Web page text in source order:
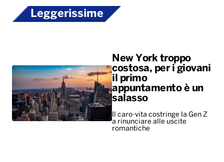
Leggerissime
New York troppo
costosa, per i giovani
il primo
appuntamento è un
salasso
Il caro-vita costringe la Gen Z
a rinunciare alle uscite
romantiche